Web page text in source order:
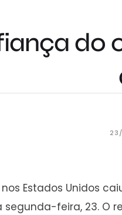
do
Estados Unidos
feira, 23. O